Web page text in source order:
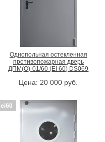
Однопольная остекленная
противопожарная дверь
ДПМ(О)-01/60 (EI 60) DS069
Цена:20 000 руб.